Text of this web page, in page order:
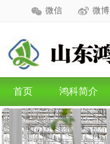
微信 微博
首页 鸿科简介